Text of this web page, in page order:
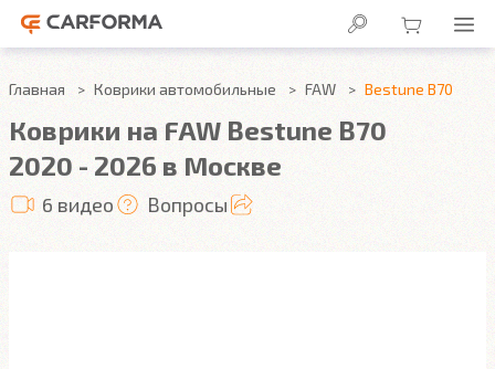
Главная Коврики автомобильные FAW Bestune B70
Коврики на FAW Bestune B70
2020 - 2026 в Москве
6 видео Вопросы